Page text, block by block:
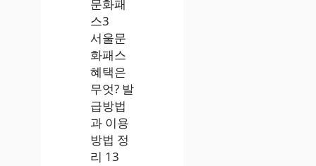
서울문
화패스
혜택은
무엇? 발
급방법
과 이용
방법 정
리 13